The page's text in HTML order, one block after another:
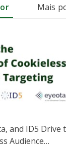
Mais
and ID5 Drive
Audience